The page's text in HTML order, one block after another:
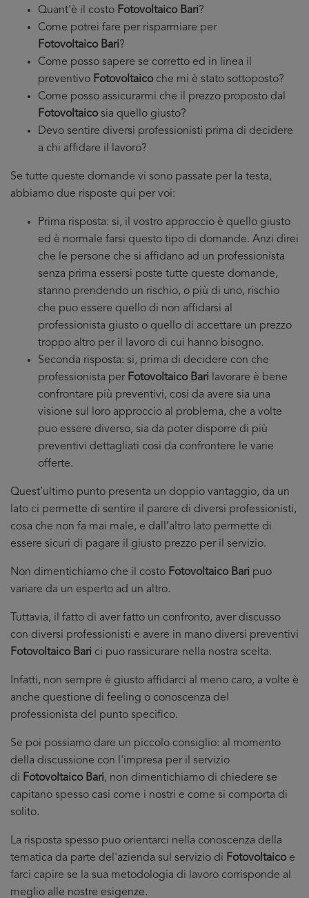
Quant'è il costo Fotovoltaico Bari?
Come potrei fare per risparmiare per
Fotovoltaico Bari?
Come posso sapere se corretto ed in linea il
preventivo Fotovoltaicoche mi è stato sottoposto?
Come posso assicurarmi che il prezzo proposto dal
Fotovoltaicosia quello giusto?
Devo sentire diversi professionisti prima di decidere
a chi affidare il lavoro?
Se tutte queste domande vi sono passate per la testa,
abbiamo due risposte qui per voi:
Prima risposta: si, il vostro approccio è quello giusto
ed è normale farsi questo tipo di domande. Anzi direi
che le persone che si affidano ad un professionista
senza prima essersi poste tutte queste domande,
stanno prendendo un rischio, o più di uno, rischio
che puo essere quello di non affidarsi al
professionista giusto o quello di accettare un prezzo
troppo altro per il lavoro di cui hanno bisogno.
Seconda risposta: si, prima di decidere con che
professionista per Fotovoltaico Bari lavorare è bene
confrontare più preventivi, cosi da avere sia una
visione sul loro approccio al problema, che a volte
puo essere diverso, sia da poter disporre di più
preventivi dettagliati cosi da confrontere le varie
offerte.
Quest’ultimo punto presenta un doppio vantaggio, da un
lato ci permette di sentire il parere di diversi professionisti,
cosa che non fa mai male, e dall’altro lato permette di
essere sicuri di pagare il giusto prezzo per il servizio.
Non dimentichiamo che il costo Fotovoltaico Bari puo
variare da un esperto ad un altro.
Tuttavia, il fatto di aver fatto un confronto, aver discusso
con diversi professionisti e avere in mano diversi preventivi
Fotovoltaico Bari ci puo rassicurare nella nostra scelta.
Infatti, non sempre è giusto affidarci al meno caro, a volte è
anche questione di feeling o conoscenza del
professionista del punto specifico.
Se poi possiamo dare un piccolo consiglio: al momento
della discussione con l'impresa per il servizio
di Fotovoltaico Bari, non dimentichiamo di chiedere se
capitano spesso casi come i nostri e come si comporta di
solito.
La risposta spesso puo orientarci nella conoscenza della
tematica da parte del'azienda sul servizio di Fotovoltaicoe
farci capire se la sua metodologia di lavoro corrisponde al
meglio alle nostre esigenze.